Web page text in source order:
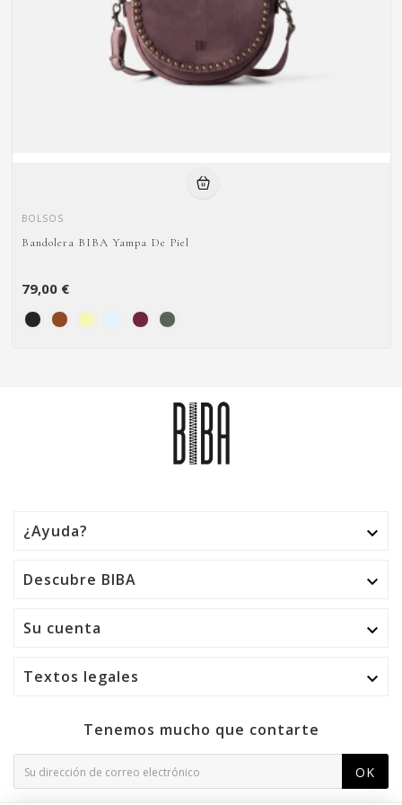
BOLSOS
Bandolera BIBA Yampa De Piel
79,00 €
¿Ayuda? 
Descubre BIBA 
Su cuenta 
Textos legales 
Tenemos mucho que contarte
OK